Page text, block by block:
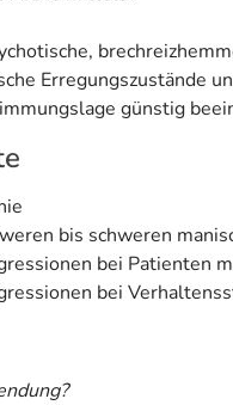
Erregungszustände
günstig
bis schweren
bei Patienten
bei